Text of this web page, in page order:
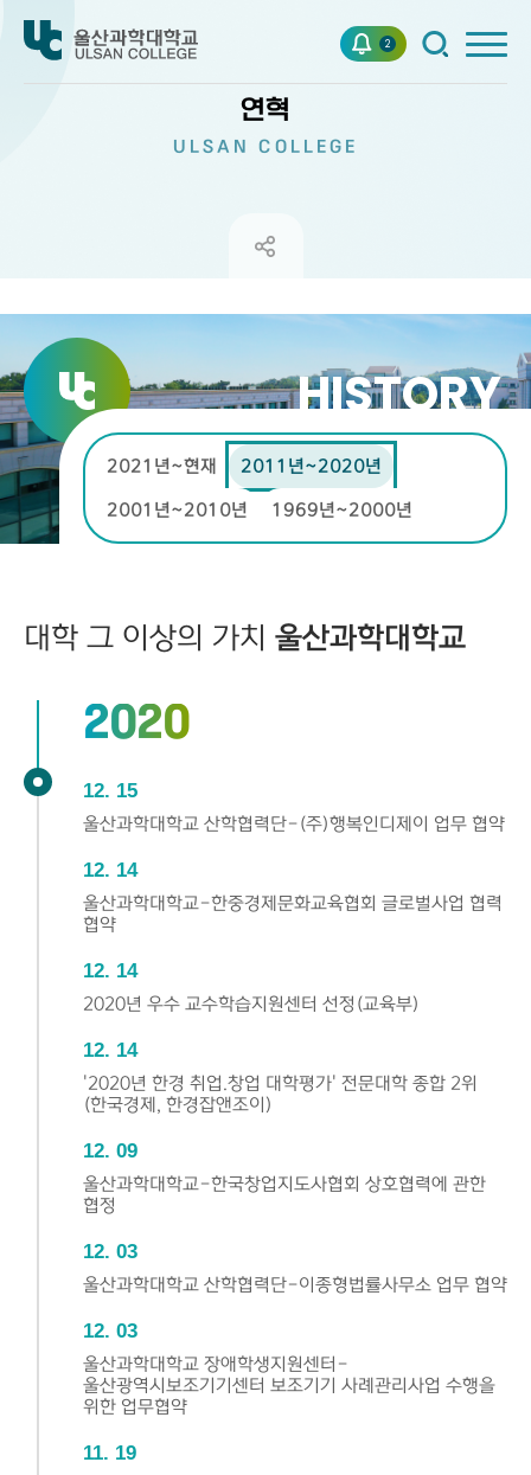
2
연혁
ULSAN COLLEGE
HISTORY
2021년~현재 2011년~2020년
2001년~2010년 1969년~2000년
대학 그 이상의 가치 울산과학대학교
2020
12 15
울산과학대학교 산학협력단-(주)행복인디제이 업무 협약
12 14
울산과학대학교-한중경제문화교육협회 글로벌사업 협력
협약
12 14
2020년 우수 교수학습지원센터 선정(교육부)
12 14
'2020년 한경 취업.창업 대학평가' 전문대학 종합 2위
(한국경제, 한경잡앤조이)
12 09
울산과학대학교-한국창업지도사협회 상호협력에 관한
협정
12 03
울산과학대학교 산학협력단-이종형법률사무소 업무 협약
12 03
울산과학대학교 장애학생지원센터-
울산광역시보조기기센터 보조기기 사례관리사업 수행을
위한 업무협약
11 19